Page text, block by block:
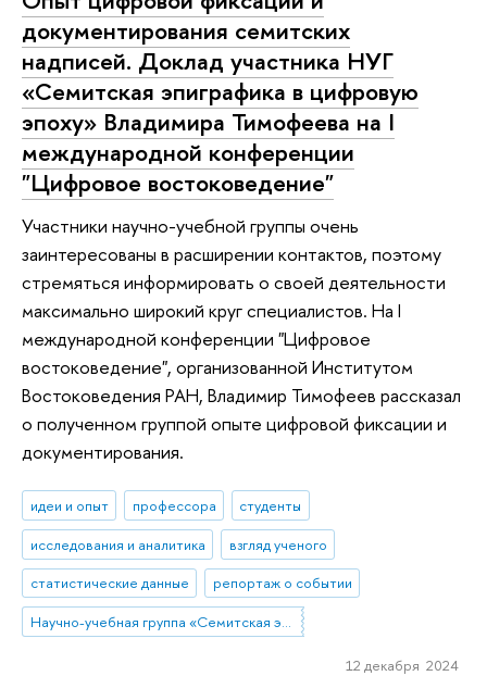
документирования семитских
надписей. Доклад участника НУГ
«Семитская эпиграфика в цифровую
эпоху» Владимира Тимофеева на I
международной конференции
"Цифровое востоковедение"
Участники научно-учебной группы очень
заинтересованы в расширении контактов, поэтому
стремяться информировать о своей деятельности
максимально широкий круг специалистов. На I
международной конференции "Цифровое
востоковедение", организованной Институтом
Востоковедения РАН, Владимир Тимофеев рассказал
о полученном группой опыте цифровой фиксации и
документирования.
идеи и опыт профессора
студенты
исследования и аналитика
взгляд ученого
статистические данные
репортаж о событии
Научно-учебная группа «Семитская эпиграфика в цифровую эпоху»
12 декабря 2024